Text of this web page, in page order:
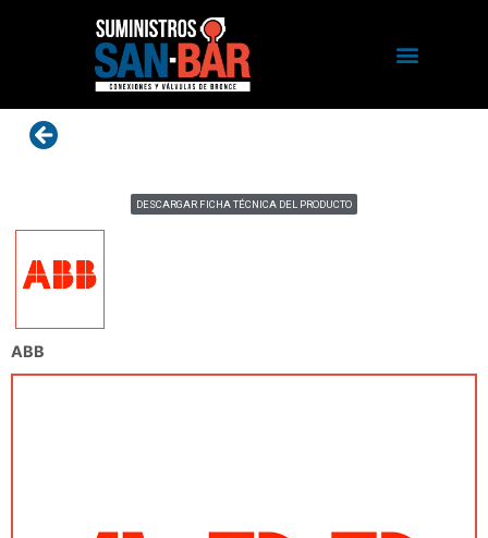
ABB
DESCARGAR FICHA TÉCNICA DEL PRODUCTO